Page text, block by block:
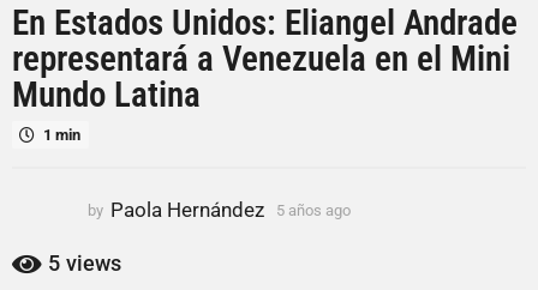
a
o
s
a
ñ
En Estados Unidos: Eliangel Andrade
representará a Venezuela en el Mini
Mundo Latina
1 min
by Paola Hernández 5 años ago
5 views